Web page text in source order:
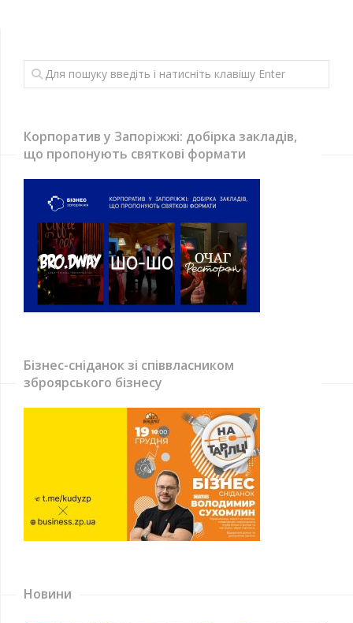
Корпоратив у Запоріжжі: добірка закладів,
що пропонують святкові формати
Бізнес-сніданок зі співвласником
зброярського бізнесу
Новини